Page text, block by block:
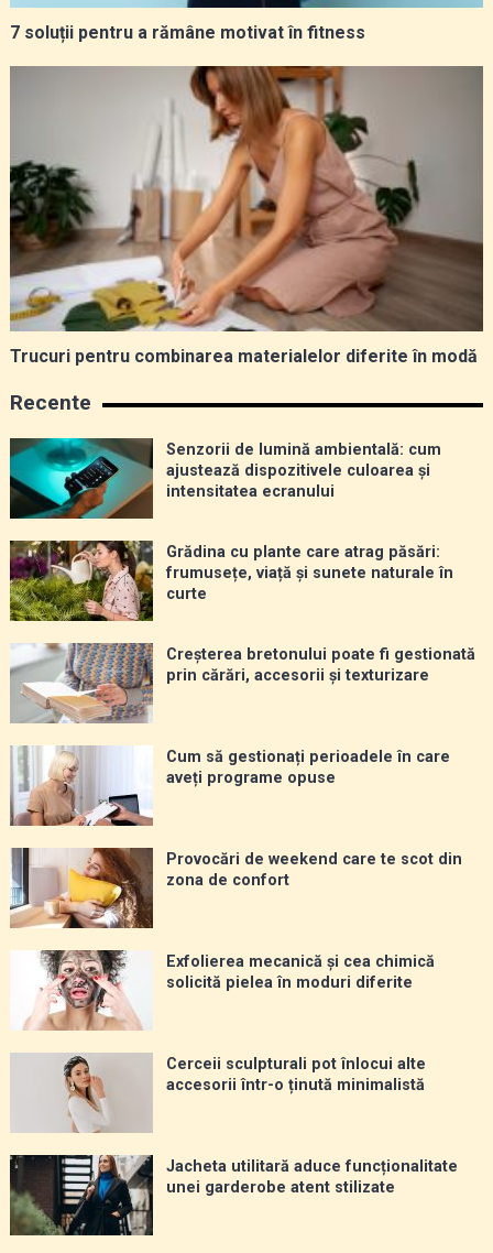
7 soluții pentru a rămâne motivat în fitness
Trucuri pentru combinarea materialelor diferite în modă
Recente
Senzorii de lumină ambientală: cum
ajustează dispozitivele culoarea și
intensitatea ecranului
Grădina cu plante care atrag păsări:
frumusețe, viață și sunete naturale în
curte
Creșterea bretonului poate fi gestionată
prin cărări, accesorii și texturizare
Cum să gestionați perioadele în care
aveți programe opuse
Provocări de weekend care te scot din
zona de confort
Exfolierea mecanică și cea chimică
solicită pielea în moduri diferite
Cerceii sculpturali pot înlocui alte
accesorii într-o ținută minimalistă
Jacheta utilitară aduce funcționalitate
unei garderobe atent stilizate